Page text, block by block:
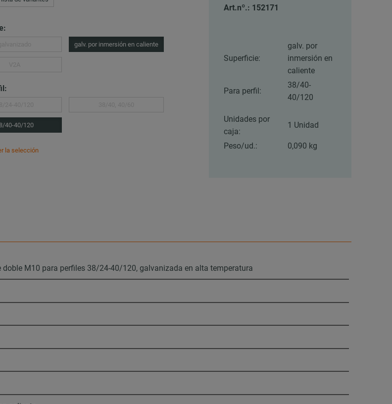
galv. por inmersión en caliente
40-40/120
la selección
Art.nº.: 152171
Superficie:
galv. por
inmersión en
caliente
Para perfil:
38/40-
40/120
Unidades por
caja:
1 Unidad
Peso/ud.: 0,090 kg
doble M10 para perfiles 38/24-40/120, galvanizada en alta temperatura